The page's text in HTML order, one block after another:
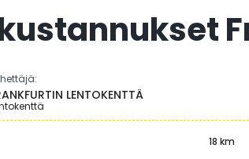
LENTOKENTTÄ
18 km